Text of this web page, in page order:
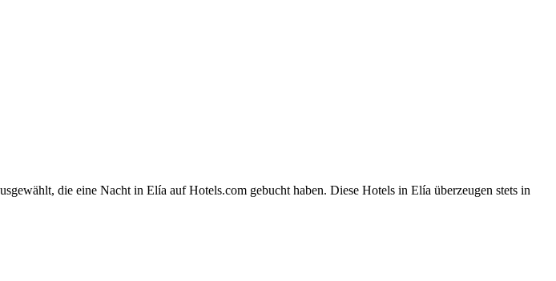
die eine Nacht in Elía auf Hotels.com gebucht haben. Diese Hotels in Elía überzeugen stets in